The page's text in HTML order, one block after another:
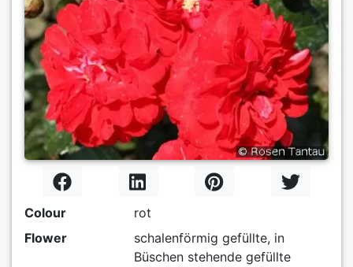
Colour
rot
Flower
schalenförmig gefüllte, in
Büschen stehende gefüllte